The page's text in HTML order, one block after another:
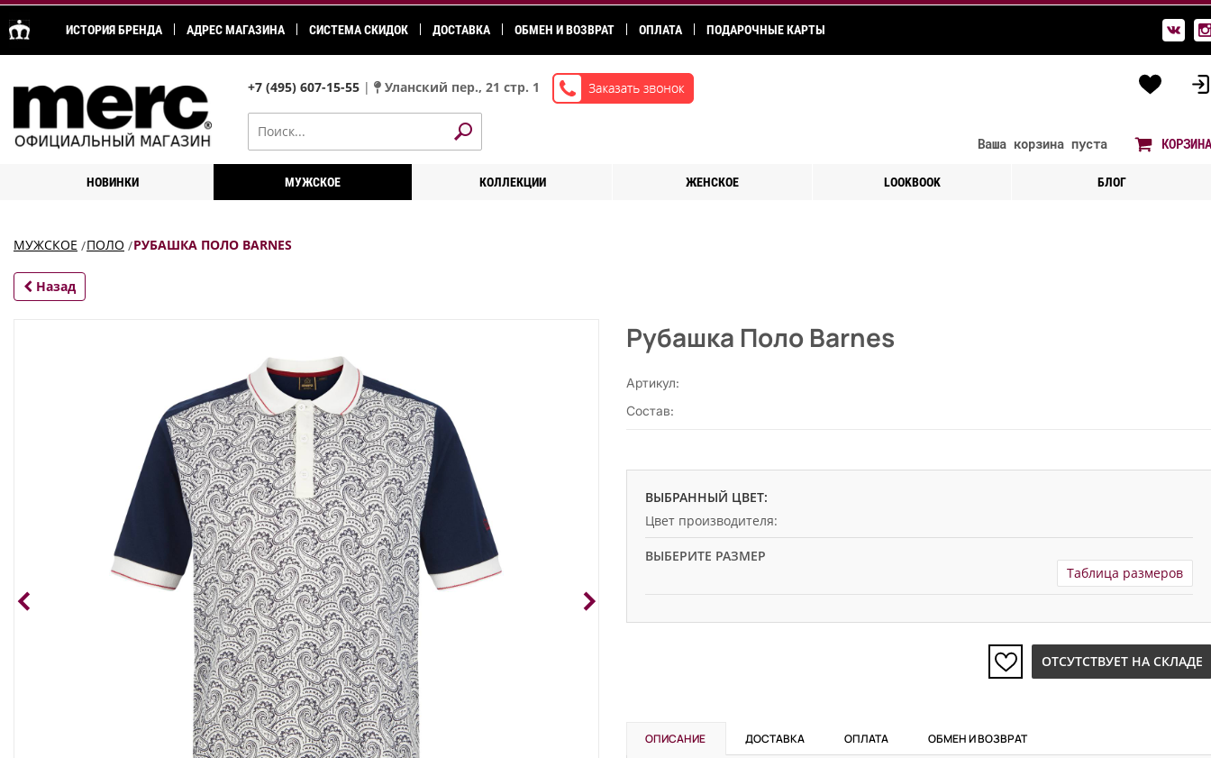
ИСТОРИЯ БРЕНДА АДРЕС МАГАЗИНА СИСТЕМА СКИДОК ДОСТАВКА ОБМЕН И ВОЗВРАТ ОПЛАТА ПОДАРОЧНЫЕ КАРТЫ
+7 (495) 607-15-55 | Уланский пер., 21 стр. 1
Ваша корзина пуста КОРЗИНА
НОВИНКИ МУЖСКОЕ КОЛЛЕКЦИИ ЖЕНСКОЕ LOOKBOOK БЛОГ
МУЖСКОЕ ПОЛО РУБАШКА ПОЛО BARNES
Назад
Рубашка Поло Barnes
Артикул:
Состав:
ВЫБРАННЫЙ ЦВЕТ:
Цвет производителя:
ВЫБЕРИТЕ РАЗМЕР
Таблица размеров
ОТСУТСТВУЕТ НА СКЛАДЕ
ОПИСАНИЕ ДОСТАВКА ОПЛАТА ОБМЕН И ВОЗВРАТ